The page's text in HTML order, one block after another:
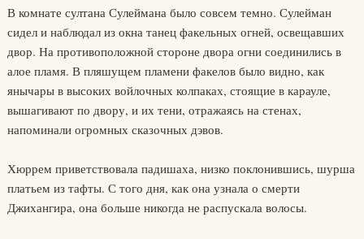
В комнате султана Сулеймана было совсем темно. Сулейман
сидел и наблюдал из окна танец факельных огней, освещавших
двор. На противоположной стороне двора огни соединились в
алое пламя. В пляшущем пламени факелов было видно, как
янычары в высоких войлочных колпаках, стоящие в карауле,
вышагивают по двору, и их тени, отражаясь на стенах,
напоминали огромных сказочных дэвов.
Хюррем приветствовала падишаха, низко поклонившись, шурша
платьем из тафты. С того дня, как она узнала о смерти
Джихангира, она больше никогда не распускала волосы.